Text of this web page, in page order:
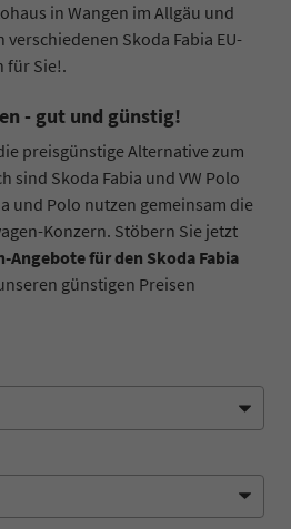
in Wangen im Allgäu und
Skoda Fabia EU-
für Sie!.
- gut und günstig!
preisgünstige Alternative zum
sind Skoda Fabia und VW Polo
und Polo nutzen gemeinsam die
Konzern. Stöbern Sie jetzt
Angebote für den Skoda Fabia
günstigen Preisen